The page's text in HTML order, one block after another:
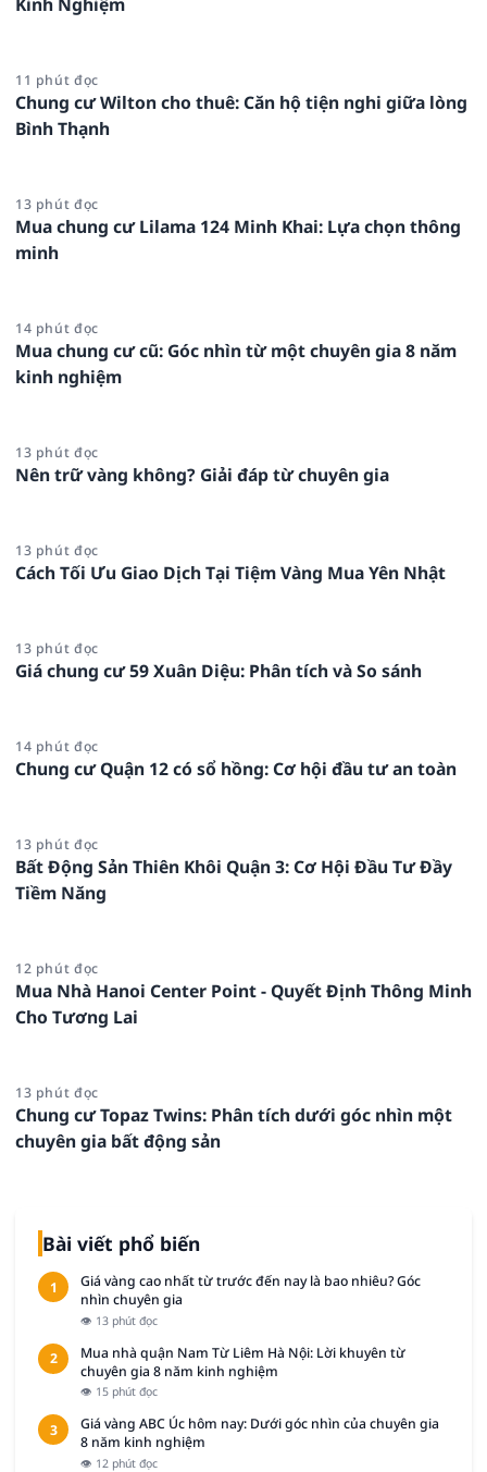
11 phút đọc
Chung cư Wilton cho thuê: Căn hộ tiện nghi giữa lòng
Bình Thạnh
13 phút đọc
Mua chung cư Lilama 124 Minh Khai: Lựa chọn thông
minh
14 phút đọc
Mua chung cư cũ: Góc nhìn từ một chuyên gia 8 năm
kinh nghiệm
13 phút đọc
Nên trữ vàng không? Giải đáp từ chuyên gia
13 phút đọc
Cách Tối Ưu Giao Dịch Tại Tiệm Vàng Mua Yên Nhật
13 phút đọc
Giá chung cư 59 Xuân Diệu: Phân tích và So sánh
14 phút đọc
Chung cư Quận 12 có sổ hồng: Cơ hội đầu tư an toàn
13 phút đọc
Bất Động Sản Thiên Khôi Quận 3: Cơ Hội Đầu Tư Đầy
Tiềm Năng
12 phút đọc
Mua Nhà Hanoi Center Point - Quyết Định Thông Minh
Cho Tương Lai
13 phút đọc
Chung cư Topaz Twins: Phân tích dưới góc nhìn một
chuyên gia bất động sản
Bài viết phổ biến
1
Giá vàng cao nhất từ trước đến nay là bao nhiêu? Góc
nhìn chuyên gia
👁 13 phút đọc
2
Mua nhà quận Nam Từ Liêm Hà Nội: Lời khuyên từ
chuyên gia 8 năm kinh nghiệm
👁 15 phút đọc
3
Giá vàng ABC Úc hôm nay: Dưới góc nhìn của chuyên gia
8 năm kinh nghiệm
👁 12 phút đọc